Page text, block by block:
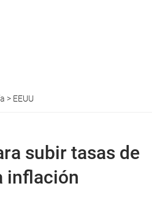
> EEUU
subir tasas de
inflación